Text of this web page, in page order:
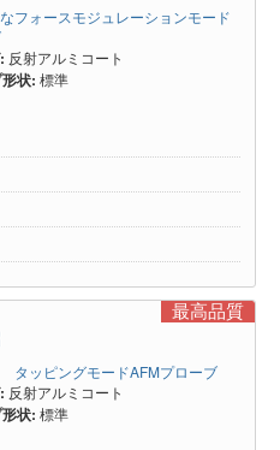
フォースモジュレーションモード
反射アルミコート
状: 標準
最高品質
タッピングモードAFMプローブ
反射アルミコート
状: 標準